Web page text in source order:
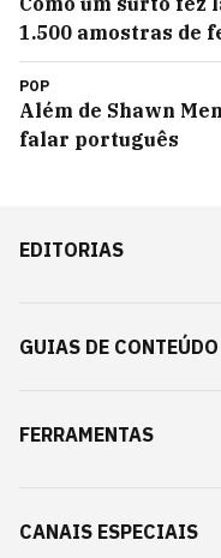
1.500 amostras de
POP
Além de Shawn
falar português
EDITORIAS
GUIAS DE CONTEÚDO
FERRAMENTAS
CANAIS ESPECIAIS